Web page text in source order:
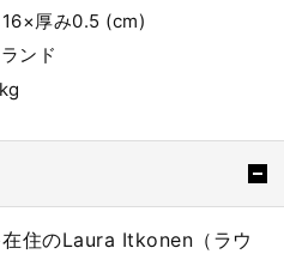
厚み0.5 (cm)
ンド
住のLaura Itkonen（ラウ